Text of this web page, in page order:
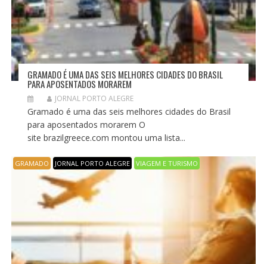
GRAMADO É UMA DAS SEIS MELHORES CIDADES DO BRASIL
PARA APOSENTADOS MORAREM
JORNAL PORTO ALEGRE
Gramado é uma das seis melhores cidades do Brasil
para aposentados morarem O
site brazilgreece.com montou uma lista...
GRAMADO JORNAL PORTO ALEGRE VIAGEM E TURISMO